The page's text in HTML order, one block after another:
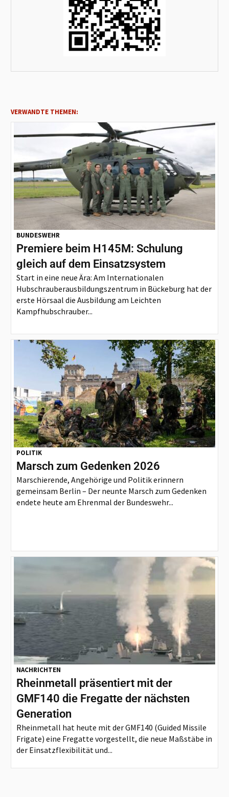
VERWANDTE THEMEN:
BUNDESWEHR
Premiere beim H145M: Schulung
gleich auf dem Einsatzsystem
Start in eine neue Ära: Am Internationalen
Hubschrauberausbildungszentrum in Bückeburg hat der
erste Hörsaal die Ausbildung am Leichten
Kampfhubschrauber...
POLITIK
Marsch zum Gedenken 2026
Marschierende, Angehörige und Politik erinnern
gemeinsam Berlin – Der neunte Marsch zum Gedenken
endete heute am Ehrenmal der Bundeswehr...
NACHRICHTEN
Rheinmetall präsentiert mit der
GMF140 die Fregatte der nächsten
Generation
Rheinmetall hat heute mit der GMF140 (Guided Missile
Frigate) eine Fregatte vorgestellt, die neue Maßstäbe in
der Einsatzflexibilität und...